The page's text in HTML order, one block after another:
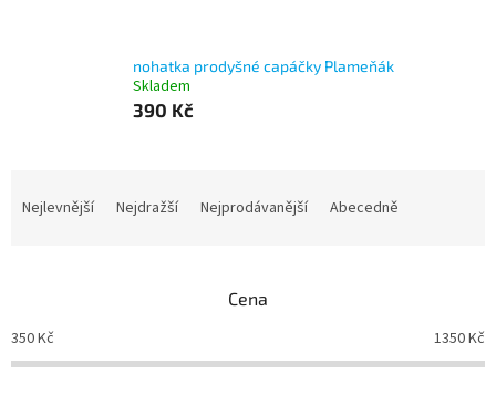
nohatka prodyšné capáčky Plameňák
Skladem
390 Kč
p
r
o
Nejlevnější Nejdražší Nejprodávanější Abecedně
Cena
350Kč 1350Kč